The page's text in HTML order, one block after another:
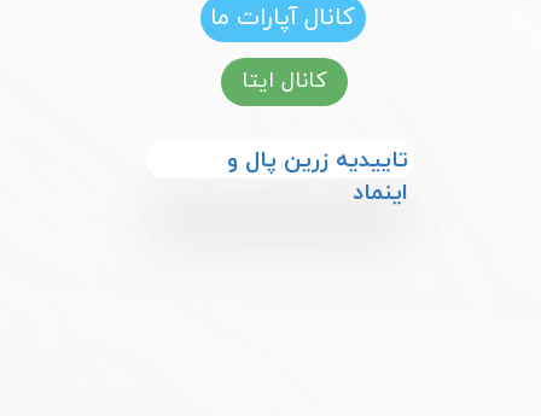
کانال آپارات ما
​​تاییدیه زرین پال و
اینماد
کانال ایتا